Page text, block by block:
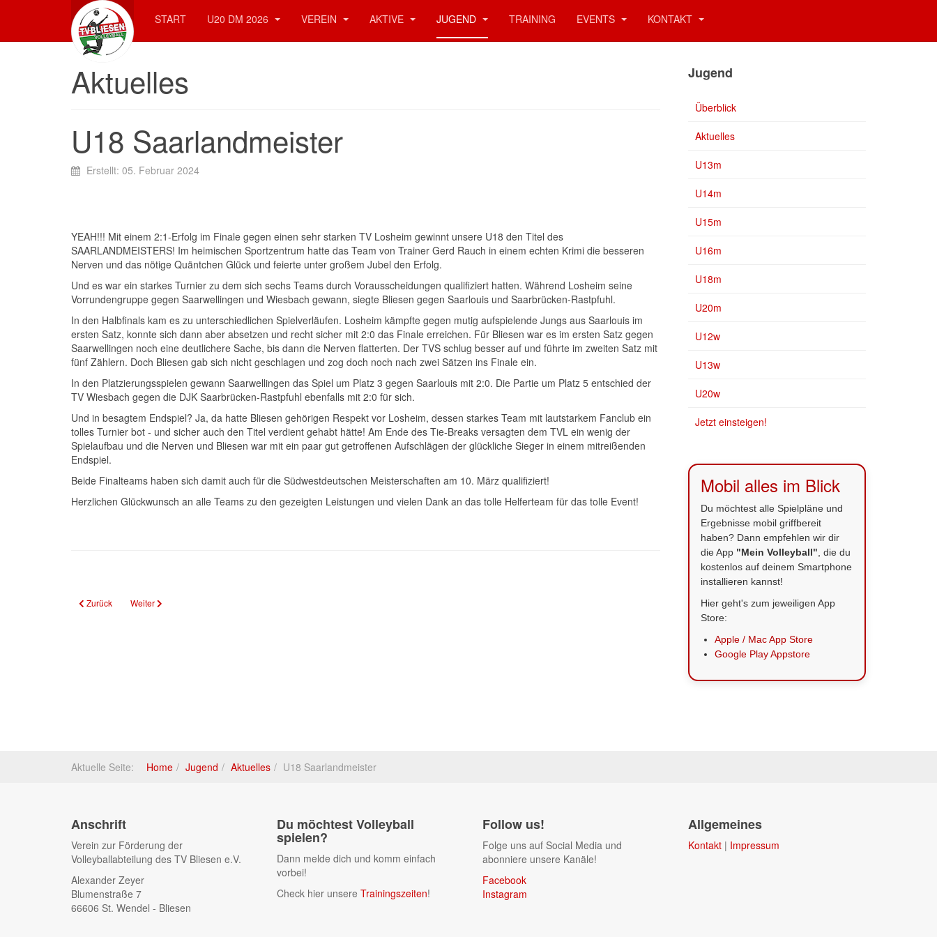
START U20 DM 2026 VEREIN AKTIVE JUGEND TRAINING EVENTS KONTAKT
Aktuelles
U18 Saarlandmeister
Erstellt: 05. Februar 2024
YEAH!!! Mit einem 2:1-Erfolg im Finale gegen einen sehr starken TV Losheim gewinnt unsere U18 den Titel des
SAARLANDMEISTERS! Im heimischen Sportzentrum hatte das Team von Trainer Gerd Rauch in einem echten Krimi die besseren
Nerven und das nötige Quäntchen Glück und feierte unter großem Jubel den Erfolg.
Und es war ein starkes Turnier zu dem sich sechs Teams durch Vorausscheidungen qualifiziert hatten. Während Losheim seine
Vorrundengruppe gegen Saarwellingen und Wiesbach gewann, siegte Bliesen gegen Saarlouis und Saarbrücken-Rastpfuhl.
In den Halbfinals kam es zu unterschiedlichen Spielverläufen. Losheim kämpfte gegen mutig aufspielende Jungs aus Saarlouis im
ersten Satz, konnte sich dann aber absetzen und recht sicher mit 2:0 das Finale erreichen. Für Bliesen war es im ersten Satz gegen
Saarwellingen noch eine deutlichere Sache, bis dann die Nerven flatterten. Der TVS schlug besser auf und führte im zweiten Satz mit
fünf Zählern. Doch Bliesen gab sich nicht geschlagen und zog doch noch nach zwei Sätzen ins Finale ein.
In den Platzierungsspielen gewann Saarwellingen das Spiel um Platz 3 gegen Saarlouis mit 2:0. Die Partie um Platz 5 entschied der
TV Wiesbach gegen die DJK Saarbrücken-Rastpfuhl ebenfalls mit 2:0 für sich.
Und in besagtem Endspiel? Ja, da hatte Bliesen gehörigen Respekt vor Losheim, dessen starkes Team mit lautstarkem Fanclub ein
tolles Turnier bot - und sicher auch den Titel verdient gehabt hätte! Am Ende des Tie-Breaks versagten dem TVL ein wenig der
Spielaufbau und die Nerven und Bliesen war mit ein paar gut getroffenen Aufschlägen der glückliche Sieger in einem mitreißenden
Endspiel.
Beide Finalteams haben sich damit auch für die Südwestdeutschen Meisterschaften am 10. März qualifiziert!
Herzlichen Glückwunsch an alle Teams zu den gezeigten Leistungen und vielen Dank an das tolle Helferteam für das tolle Event!
Vorheriger Beitrag: U16 SAARLANDMEISTER!
Zurück Nächster Beitrag: U20 Vize Saarlandmeister
Weiter
Jugend
Überblick
Aktuelles
U13m
U14m
U15m
U16m
U18m
U20m
U12w
U13w
U20w
Jetzt einsteigen!
Mobil alles im Blick
Du möchtest alle Spielpläne und
Ergebnisse mobil griffbereit
haben? Dann empfehlen wir dir
die App "Mein Volleyball" , die du
kostenlos auf deinem Smartphone
installieren kannst!
Hier geht's zum jeweiligen App
Store:
Apple / Mac App Store
Google Play Appstore
Aktuelle Seite: Home Jugend Aktuelles U18 Saarlandmeister
Anschrift
Verein zur Förderung der
Volleyballabteilung des TV Bliesen e.V.
Alexander Zeyer
Blumenstraße 7
66606 St. Wendel - Bliesen
Du möchtest Volleyball
spielen?
Dann melde dich und komm einfach
vorbei!
Check hier unsere Trainingszeiten!
Follow us!
Folge uns auf Social Media und
abonniere unsere Kanäle!
Facebook
Instagram
Allgemeines
Kontakt | Impressum